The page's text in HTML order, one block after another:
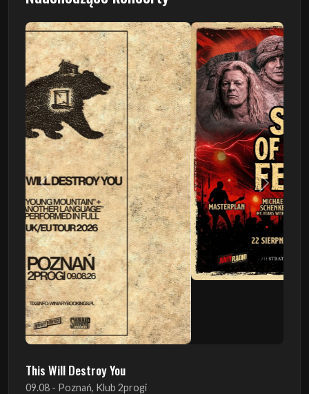
Poprzedni Następny
This Will Destroy You
09.08 - Poznań, Klub 2progi
Sound Of The Ages Festival
22.08 - Ćmielów, Zamek Ćmielów